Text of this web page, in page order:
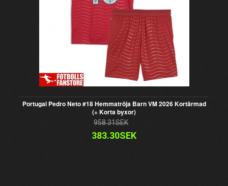
Portugal Pedro Neto #18 Hemmatröja Barn VM 2026 Kortärmad
(+ Korta byxor)
958.31SEK
383.30SEK